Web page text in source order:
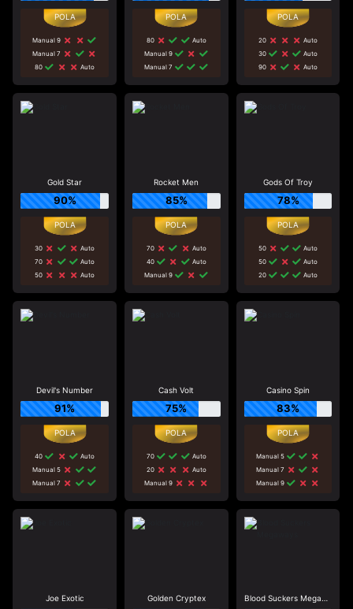
Manual 9
Manual 7
80
Auto
80
Auto
Manual 9
Manual 7
20
Auto
30
Auto
90
Auto
Gold Star
90%
30
Auto
70
Auto
50
Auto
Rocket Men
85%
70
Auto
40
Auto
Manual 9
Gods Of Troy
78%
50
Auto
50
Auto
20
Auto
Devil's Number
91%
40
Auto
Manual 5
Manual 7
Cash Volt
75%
70
Auto
20
Auto
Manual 9
Casino Spin
83%
Manual 5
Manual 7
Manual 9
Joe Exotic Golden Cryptex Blood Suckers Megaways